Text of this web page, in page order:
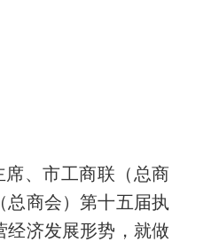
、市工商联（总商
商会）第十五届执
经济发展形势，就做